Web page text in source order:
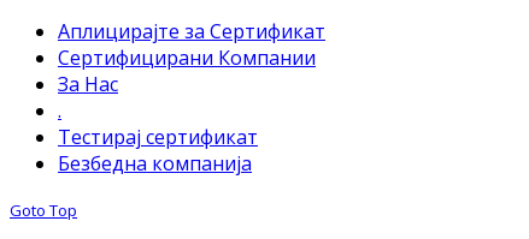
Аплицирајте за Сертификат
Сертифицирани Компании
За Нас
.
Тестирај сертификат
Безбедна компанија
Goto Top